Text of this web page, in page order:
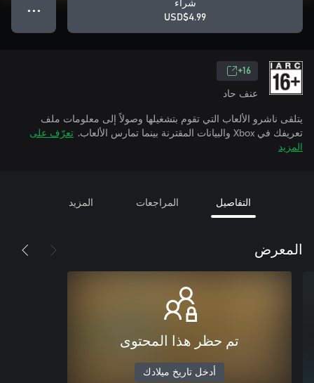
شراء
USD$4.99
● ● ●
16+
عنف حاد
يتلقى ناشرو الألعاب التي تقوم بتشغيلها وصولاً إلى معلومات ملف
تعريفك في Xbox والبيانات المقترنة بينما تمارس الألعاب.
تعرّف على
المزيد
التفاصيل المراجعات المزيد
المعرض
تم حظر هذا المحتوى
أدخل تاريخ ميلادك